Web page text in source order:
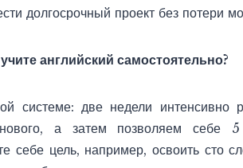
долгосрочный проект без потери
английский самостоятельно?
системе: две недели интенсивно
а затем позволяем себе
себе цель, например, освоить сто